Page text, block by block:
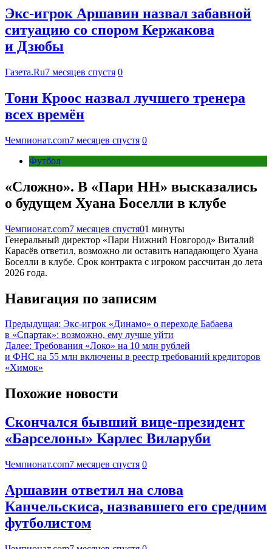
Экс-игрок Аршавин назвал забавной
ситуацию со спором Кержакова
и Дзюбы
Газета.Ru7 месяцев спустя 0
Тони Кроос назвал лучшего тренера
всех времён
Чемпионат.com7 месяцев спустя 0
Футбол
«Сложно». В «Пари НН» высказались
о будущем Хуана Боселли в клубе
Чемпионат.com7 месяцев спустя01 минуты
Генеральный директор «Пари Нижний Новгород» Виталий
Карасёв ответил, возможно ли оставить нападающего Хуана
Боселли в клубе. Срок контракта с игроком рассчитан до лета
2026 года.
Навигация по записям
Предыдущая: Экс-игрок «Динамо» о переходе Бабаева
в «Спартак»: возможно, ему лучше уйти
Далее: Требования «Локо» на 10 млн рублей
и ФНС на 55 млн включены в реестр требований кредиторов
«Химок»
Похожие новости
Скончался бывший вице-президент
«Барселоны» Карлес Виларуби
Чемпионат.com7 месяцев спустя 0
Аршавин ответил на слова
Канчельскиса, назвавшего его средним
футболистом